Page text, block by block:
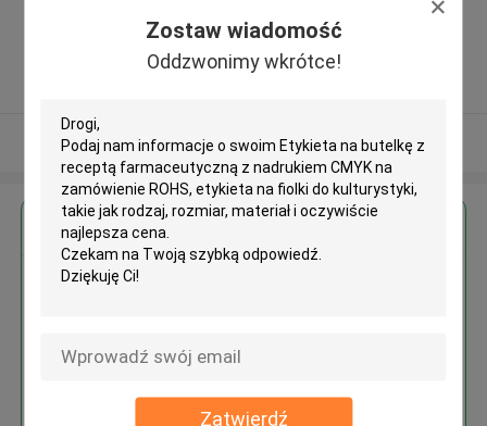
Zostaw wiadomość
Oddzwonimy wkrótce!
Zatwierdź
,Chiny
5.0
Zobacz więcej
Uzyskaj najlepszą cenę za
etykieta na fiolki do kulturystyki